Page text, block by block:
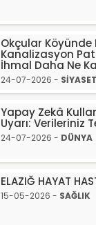
Okçular Köyünde
Kanalizasyon
İhmal Daha Ne
24-07-2026 - SİYASET
Yapay Zekâ
Uyarı: Verileriniz
24-07-2026 - DÜNYA
ELAZIĞ HAYAT
15-05-2026 - SAĞLIK